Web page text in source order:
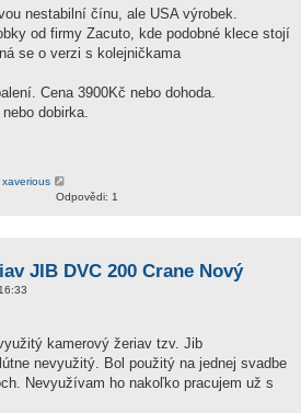
nestabilní čínu, ale USA výrobek.
od firmy Zacuto, kde podobné klece stojí
se o verzi s kolejničkama
Cena 3900Kč nebo dohoda.
dobirka.
xaverious
Odpovědi: 1
JIB DVC 200 Crane Nový
kamerový žeriav tzv. Jib
nevyužitý. Bol použitý na jednej svadbe
Nevyužívam ho nakoľko pracujem už s